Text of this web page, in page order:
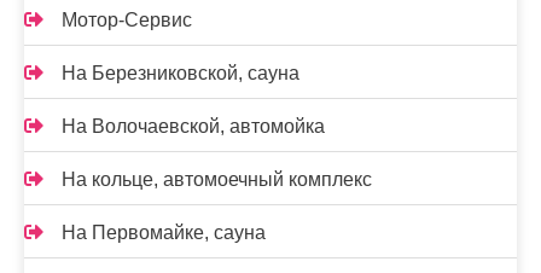
Мотор-Сервис
На Березниковской, сауна
На Волочаевской, автомойка
На кольце, автомоечный комплекс
На Первомайке, сауна